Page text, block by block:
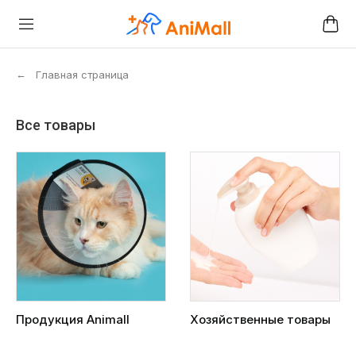
← Главная страница
Все товары
Продукция Animall Хозяйственные товары